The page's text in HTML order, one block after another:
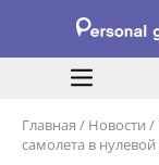
Главная / Новости /
самолета в